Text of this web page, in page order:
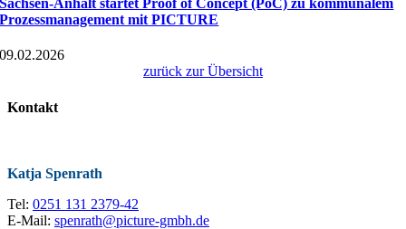
Sachsen-Anhalt startet Proof of Concept (PoC) zu kommunalem
Prozessmanagement mit PICTURE
09.02.2026
zurück zur Übersicht
Kontakt
Katja Spenrath
Tel: 0251 131 2379-42
E-Mail: spenrath@picture-gmbh.de